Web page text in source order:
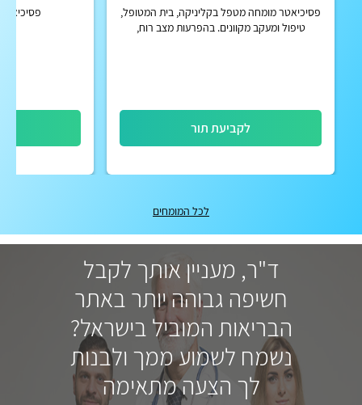
פסיכיאטר מומחה מטפל בקליניקה, בית המטופל,
טיפול ומעקב מקוונים. בהפרעות מצב רוח,
לקביעת תור
לכל המומחים
ד"ר, מעניין אותך לקבל
חשיפה גבוהה יותר באתר
הבריאות המוביל בישראל?
נשמח לשמוע ממך ולבנות
לך הצעה מתאימה